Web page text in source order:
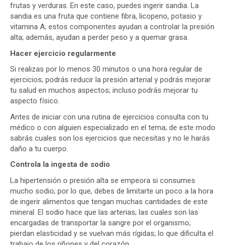
frutas y verduras. En este caso, puedes ingerir sandia. La
sandia es una fruta que contiene fibra, licopeno, potasio y
vitamina A; estos componentes ayudan a controlar la presión
alta; además, ayudan a perder peso y a quemar grasa.
Hacer ejercicio regularmente
Si realizas por lo menos 30 minutos o una hora regular de
ejercicios; podrás reducir la presión arterial y podrás mejorar
tu salud en muchos aspectos; incluso podrás mejorar tu
aspecto físico.
Antes de iniciar con una rutina de ejercicios consulta con tu
médico o con alguien especializado en el tema; de este modo
sabrás cuales son los ejercicios que necesitas y no le harás
daño a tu cuerpo.
Controla la ingesta de sodio
La hipertensión o presión alta se empeora si consumes
mucho sodio; por lo que, debes de limitarte un poco a la hora
de ingerir alimentos que tengan muchas cantidades de este
mineral. El sodio hace que las arterias; las cuales son las
encargadas de transportar la sangre por el organismo;
pierdan elasticidad y se vuelvan más rígidas; lo que dificulta el